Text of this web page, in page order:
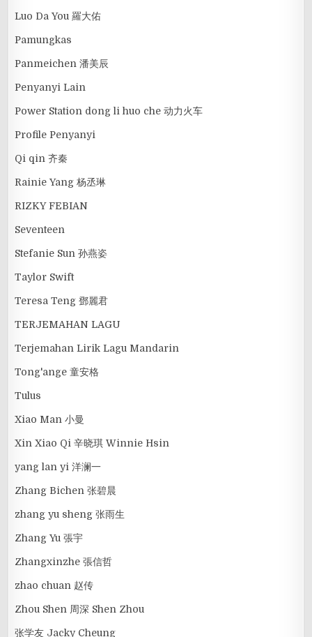
Luo Da You 羅大佑
Pamungkas
Panmeichen 潘美辰
Penyanyi Lain
Power Station dong li huo che 动力火车
Profile Penyanyi
Qi qin 齐秦
Rainie Yang 杨丞琳
RIZKY FEBIAN
Seventeen
Stefanie Sun 孙燕姿
Taylor Swift
Teresa Teng 鄧麗君
TERJEMAHAN LAGU
Terjemahan Lirik Lagu Mandarin
Tong'ange 童安格
Tulus
Xiao Man 小曼
Xin Xiao Qi 辛晓琪 Winnie Hsin
yang lan yi 洋澜一
Zhang Bichen 张碧晨
zhang yu sheng 张雨生
Zhang Yu 張宇
Zhangxinzhe 張信哲
zhao chuan 赵传
Zhou Shen 周深 Shen Zhou
张学友 Jacky Cheung